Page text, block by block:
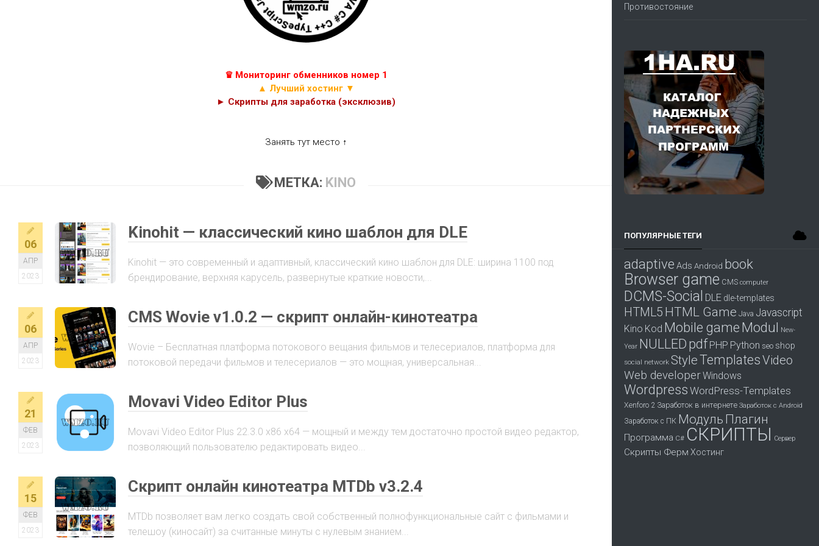
ИГР
СКРИПТЫ
ЭКОНОМИЧЕСКИХ
♛ Мониторинг обменников номер 1
▲ Лучший хостинг ▼
► Скрипты для заработка (эксклюзив)
Занять тут место ↑
МЕТКА: KINO
06
АПР
2023
Kinohit — классический кино шаблон для DLE
Kinohit — это современный и адаптивный, классический кино шаблон для DLE: ширина 1100 под
брендирование, верхняя карусель, развернутые краткие новости,...
06
АПР
2023
CMS Wovie v1.0.2 — скрипт онлайн-кинотеатра
Wovie – Бесплатная платформа потокового вещания фильмов и телесериалов, платформа для
потоковой передачи фильмов и телесериалов — это мощная, универсальная...
21
ФЕВ
2023
Movavi Video Editor Plus
Movavi Video Editor Plus 22.3.0 x86 x64 — мощный и между тем достаточно простой видео редактор,
позволяющий пользователю редактировать видео...
15
ФЕВ
2023
Скрипт онлайн кинотеатра MTDb v3.2.4
MTDb позволяет вам легко создать свой собственный полнофункциональные сайт с фильмами и
телешоу (киносайт) за считанные минуты с нулевым знанием...
Противостояние
ПОПУЛЯРНЫЕ ТЕГИ
adaptive Ads Android book
Browser game CMS computer
DCMS-Social DLE dle-templates
HTML5 HTML Game Java Javascript
Kino Kod Mobile gameModul New-
Year NULLED pdf PHP Python seo shop
social network StyleTemplatesVideo
Web developerWindows
Wordpress WordPress-Templates
Xenforo 2 Заработок в интернете Заработок с Android
Заработок с ПК Модуль Плагин
Программа С# СКРИПТЫ Сервер
Скрипты Ферм Хостинг